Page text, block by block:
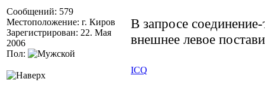
Сообщений: 579
Местоположение: г. Киров
Зарегистрирован: 22. Мая
2006
Пол:
В запросе
внешнее левое
ICQ